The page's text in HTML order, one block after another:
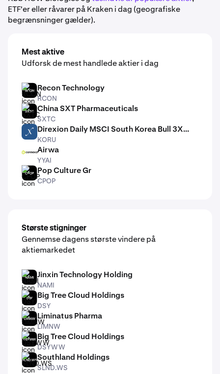
ETF'er eller råvarer på Kraken i dag (geografiske
begrænsninger gælder).
Mest aktive
Udforsk de mest handlede aktier i dag
RCON Recon Technology
RCON
SXTC China SXT Pharmaceuticals
SXTC
KORU Direxion Daily MSCI South Korea Bull 3X...
KORU
YYAI Airwa
YYAI
CPOP Pop Culture Gr
CPOP
Største stigninger
Gennemse dagens største vindere på
aktiemarkedet
NAMI Jinxin Technology Holding
NAMI
DSY Big Tree Cloud Holdings
DSY
LIMNW Liminatus Pharma
LIMNW
DSYWW Big Tree Cloud Holdings
DSYWW
SLND.WSSouthland Holdings
SLND.WS